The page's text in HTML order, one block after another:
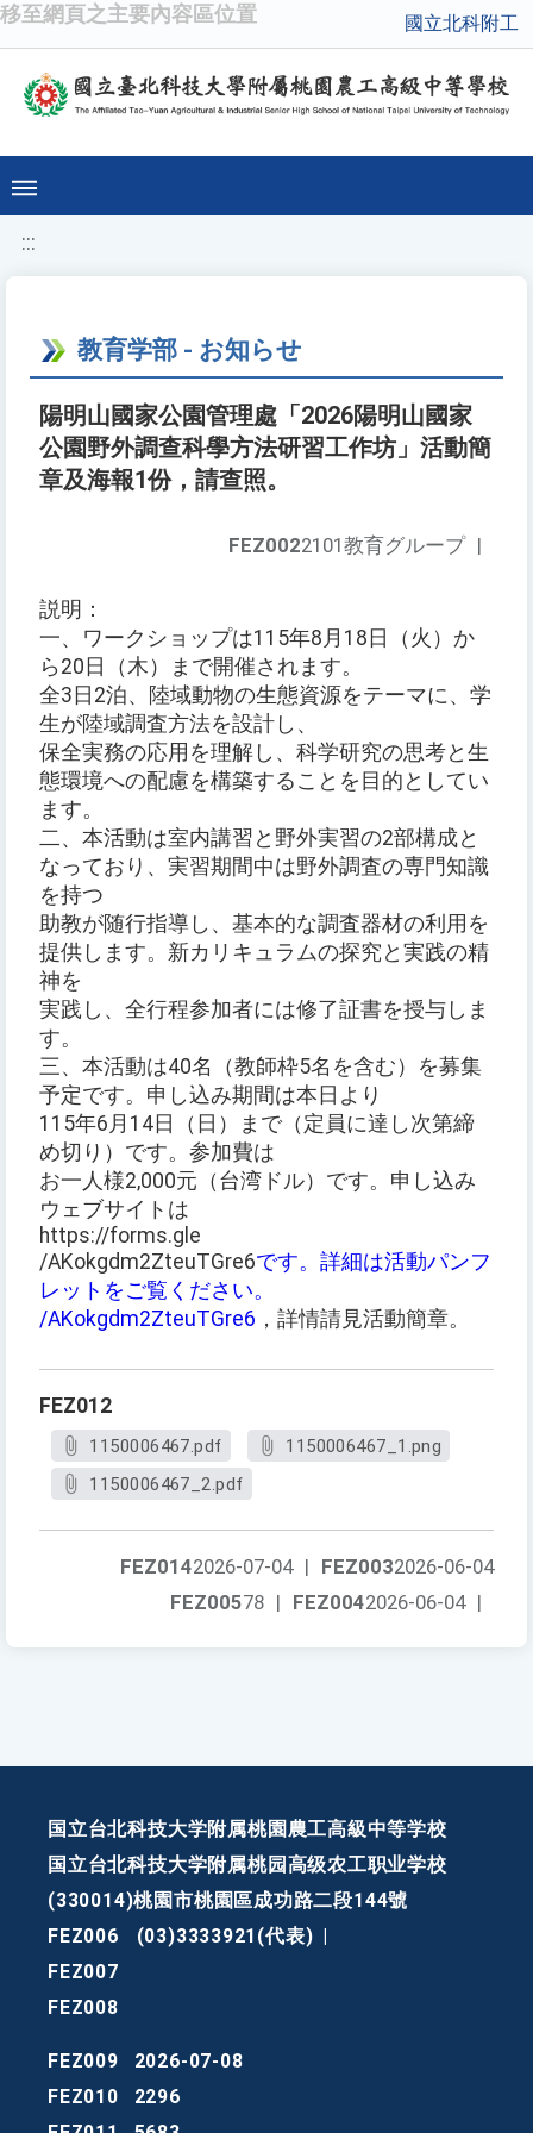
移至網頁之主要內容區位置 國立北科附工
:::
教育学部 - お知らせ
陽明山國家公園管理處「2026陽明山國家
公園野外調查科學方法研習工作坊」活動簡
章及海報1份，請查照。
FEZ0022101教育グループ |
説明：
一、ワークショップは115年8月18日（火）か
ら20日（木）まで開催されます。
全3日2泊、陸域動物の生態資源をテーマに、学
生が陸域調査方法を設計し、
保全実務の応用を理解し、科学研究の思考と生
態環境への配慮を構築することを目的としてい
ます。
二、本活動は室内講習と野外実習の2部構成と
なっており、実習期間中は野外調査の専門知識
を持つ
助教が随行指導し、基本的な調査器材の利用を
提供します。新カリキュラムの探究と実践の精
神を
実践し、全行程参加者には修了証書を授与しま
す。
三、本活動は40名（教師枠5名を含む）を募集
予定です。申し込み期間は本日より
115年6月14日（日）まで（定員に達し次第締
め切り）です。参加費は
お一人様2,000元（台湾ドル）です。申し込み
ウェブサイトは
https://forms.gle
/AKokgdm2ZteuTGre6です。詳細は活動パンフ
レットをご覧ください。
/AKokgdm2ZteuTGre6 ，詳情請見活動簡章。
FEZ012
1150006467.pdf
1150006467_1.png
1150006467_2.pdf
FEZ0032026-06-04
FEZ0142026-07-04 |
FEZ0042026-06-04 |
FEZ00578 |
国立台北科技大学附属桃園農工高級中等学校
国立台北科技大学附属桃园高级农工职业学校
(330014)桃園市桃園區成功路二段144號
FEZ006
(03)3333921(代表)
FEZ007
FEZ008
FEZ009
2026-07-08
FEZ010
2296